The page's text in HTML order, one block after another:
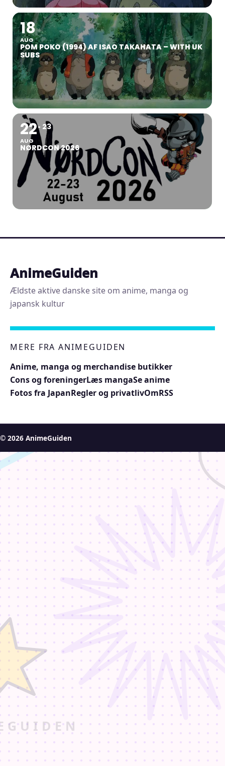
18
AUG
POM POKO (1994) AF ISAO TAKAHATA – WITH UK
SUBS
22
AUG
23
NØRDCON 2026
AnimeGuiden
Ældste aktive danske site om anime, manga og
japansk kultur
MERE FRA ANIMEGUIDEN
Anime, manga og merchandise butikker
Cons og foreningerLæs mangaSe anime
Fotos fra JapanRegler og privatlivOmRSS
© 2026 AnimeGuiden